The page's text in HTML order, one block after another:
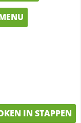
IN STAPPEN